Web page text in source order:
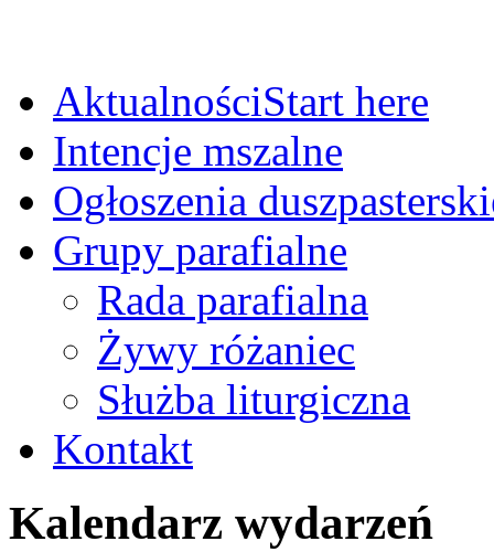
AktualnościStart here
Intencje mszalne
Ogłoszenia
Grupy parafialne
Rada parafialna
Żywy różaniec
Służba liturgiczna
Kontakt
Kalendarz wydarzeń